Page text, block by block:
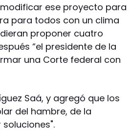
ese proyecto para
para todos con un clima
proponer cuatro
“el presidente de la
una Corte federal con
Saá, y agregó que los
del hambre, de la